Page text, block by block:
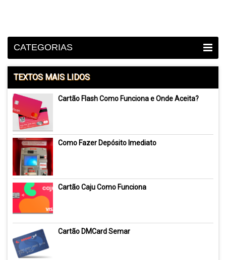
CATEGORIAS
TEXTOS MAIS LIDOS
Cartão Flash Como Funciona e Onde Aceita?
Como Fazer Depósito Imediato
Cartão Caju Como Funciona
Cartão DMCard Semar